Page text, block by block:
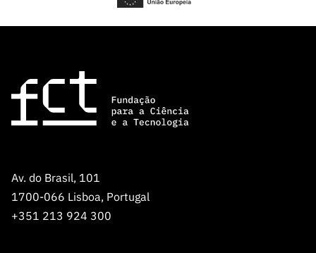
Av. do Brasil, 101
1700-066 Lisboa, Portugal
+351 213 924 300